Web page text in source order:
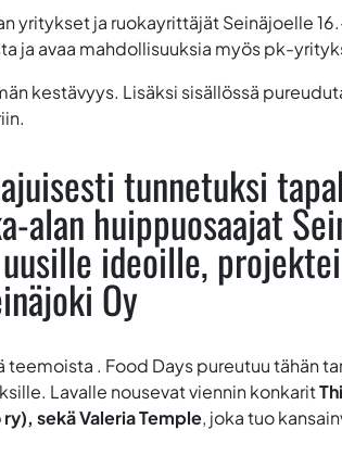
yritykset ja ruokayrittäjät Seinäjoelle
ja avaa mahdollisuuksia myös pk-
kestävyys. Lisäksi sisällössä
tunnetuksi
alan huippuosaajat
ideoille,
Oy
. Food Days pureutuu tähän
Lavalle nousevat viennin konkarit
sekä Valeria Temple, joka tuo